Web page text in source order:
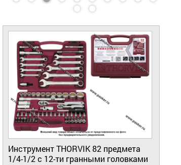
Инструмент THORVIK 82 предмета
1/4-1/2 с 12-ти гранными головками